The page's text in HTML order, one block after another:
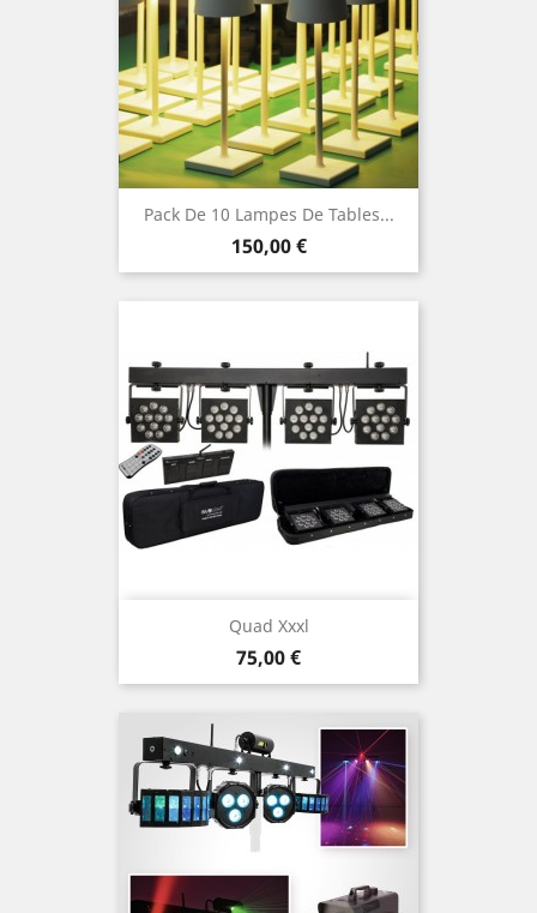
Pack De 10 Lampes De Tables...
Prix
150,00 €
Quad Xxxl
Prix
75,00 €